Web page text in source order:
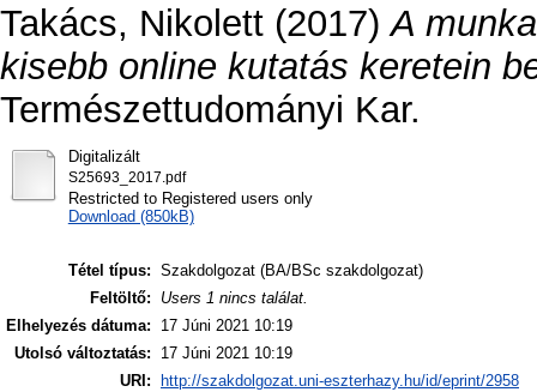
Takács, Nikolett (2017)A
kisebb online kutatás keretein
Természettudományi Kar.
Digitalizált
S25693_2017.pdf
Restricted to Registered users only
Download (850kB)
Tétel típus: Szakdolgozat (BA/BSc szakdolgozat)
Feltöltő:
Users 1 nincs találat.
Elhelyezés dátuma:
17 Júni 2021 10:19
Utolsó változtatás:
17 Júni 2021 10:19
URI:
http://szakdolgozat.uni-eszterhazy.hu/id/eprint/2958